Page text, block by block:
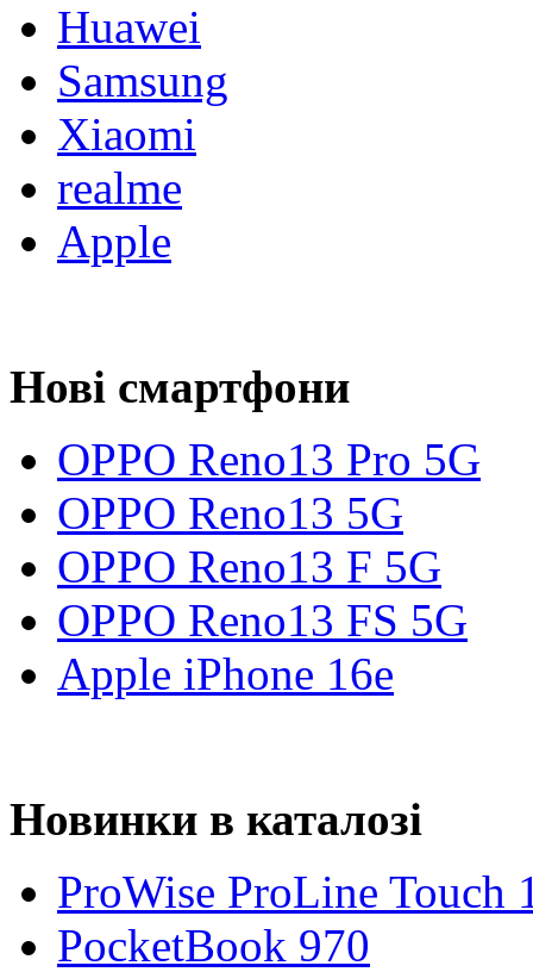
Huawei
Samsung
Xiaomi
realme
Apple
Нові смартфони
OPPO Reno13 Pro 5G
OPPO Reno13 5G
OPPO Reno13 F 5G
OPPO Reno13 FS 5G
Apple iPhone 16e
Новинки в каталозі
ProWise ProLine Touch
PocketBook 970